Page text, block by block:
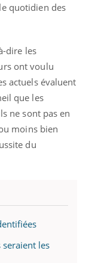
quotidien des
dire les
ont voulu
actuels évaluent
que les
ne sont pas en
moins bien
du
les